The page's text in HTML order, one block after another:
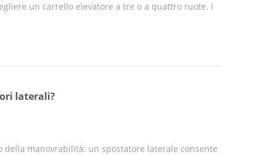
un carrello elevatore a tre o a quattro ruote. I
laterali?
manovrabilità: un spostatore laterale consente